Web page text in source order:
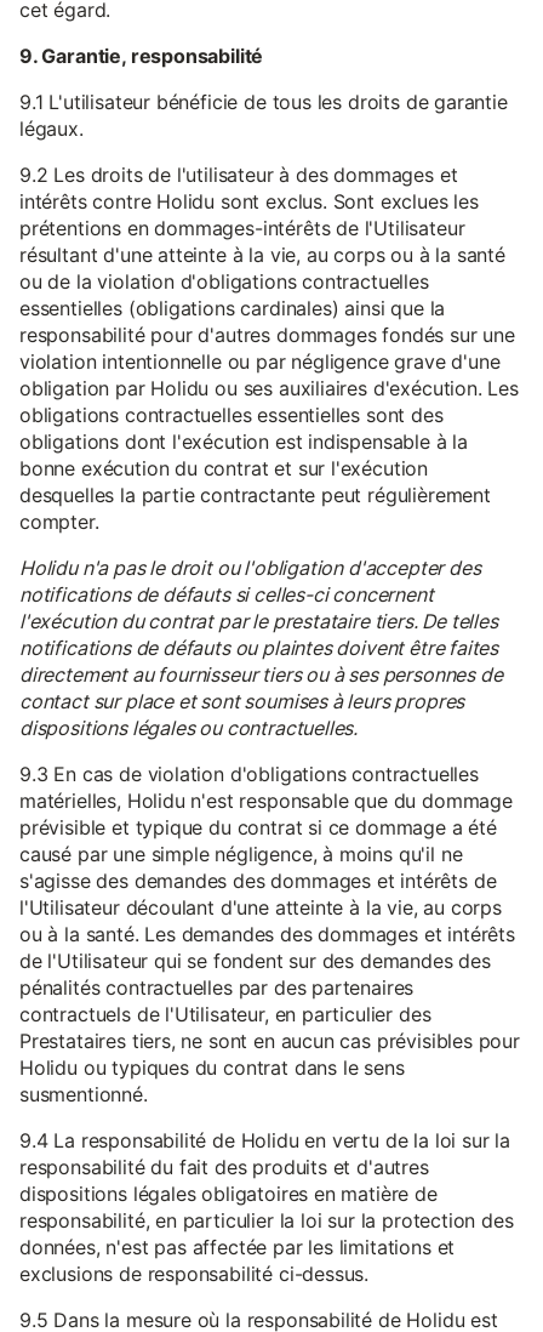
cet égard.
9. Garantie, responsabilité
9.1 L'utilisateur bénéficie de tous les droits de garantie
légaux.
9.2 Les droits de l'utilisateur à des dommages et
intérêts contre Holidu sont exclus. Sont exclues les
prétentions en dommages-intérêts de l'Utilisateur
résultant d'une atteinte à la vie, au corps ou à la santé
ou de la violation d'obligations contractuelles
essentielles (obligations cardinales) ainsi que la
responsabilité pour d'autres dommages fondés sur une
violation intentionnelle ou par négligence grave d'une
obligation par Holidu ou ses auxiliaires d'exécution. Les
obligations contractuelles essentielles sont des
obligations dont l'exécution est indispensable à la
bonne exécution du contrat et sur l'exécution
desquelles la partie contractante peut régulièrement
compter.
Holidu n'a pas le droit ou l'obligation d'accepter des
notifications de défauts si celles-ci concernent
l'exécution du contrat par le prestataire tiers. De telles
notifications de défauts ou plaintes doivent être faites
directement au fournisseur tiers ou à ses personnes de
contact sur place et sont soumises à leurs propres
dispositions légales ou contractuelles.
9.3 En cas de violation d'obligations contractuelles
matérielles, Holidu n'est responsable que du dommage
prévisible et typique du contrat si ce dommage a été
causé par une simple négligence, à moins qu'il ne
s'agisse des demandes des dommages et intérêts de
l'Utilisateur découlant d'une atteinte à la vie, au corps
ou à la santé. Les demandes des dommages et intérêts
de l'Utilisateur qui se fondent sur des demandes des
pénalités contractuelles par des partenaires
contractuels de l'Utilisateur, en particulier des
Prestataires tiers, ne sont en aucun cas prévisibles pour
Holidu ou typiques du contrat dans le sens
susmentionné.
9.4 La responsabilité de Holidu en vertu de la loi sur la
responsabilité du fait des produits et d'autres
dispositions légales obligatoires en matière de
responsabilité, en particulier la loi sur la protection des
données, n'est pas affectée par les limitations et
exclusions de responsabilité ci-dessus.
9.5 Dans la mesure où la responsabilité de Holidu est